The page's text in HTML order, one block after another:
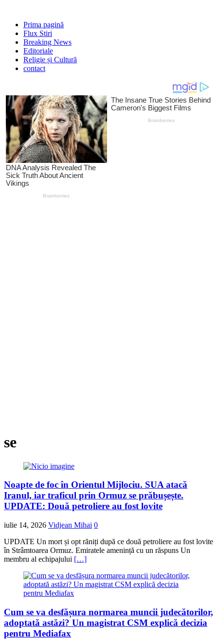
Prima pagină
Flux Stiri
Breaking News
Editoriale
Religie și Cultură
contact
se
Noapte de foc în Orientul Mijlociu. SUA atacă
Iranul, iar traficul prin Ormuz se prăbușește.
UPDATE: Două petroliere au fost lovite
iulie 14, 2026 Vidjean Mihai 0
UPDATE Un mort și opt răniți după ce două petroliere au fost lovite
în Strâmtoarea Ormuz. Emiratele amenință cu un răspuns Un
membru al echipajului […]
Cum se va desfășura normarea muncii judecătorilor,
adoptată astăzi? Un magistrat CSM explică decizia
pentru Mediafax